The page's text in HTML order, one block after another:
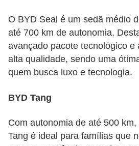
O BYD Seal é um sedã médio
até 700 km de autonomia.
avançado pacote tecnológico e
alta qualidade, sendo uma
quem busca luxo e tecnologia.
BYD Tang
Com autonomia de até 500
Tang é ideal para famílias que